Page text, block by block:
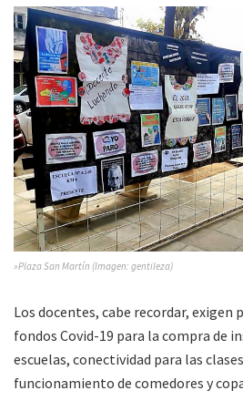
»Plaza San Martín (Imagen: gentileza)
Los docentes, cabe recordar, exigen
fondos Covid-19 para la compra de
escuelas, conectividad para las
funcionamiento de comedores y